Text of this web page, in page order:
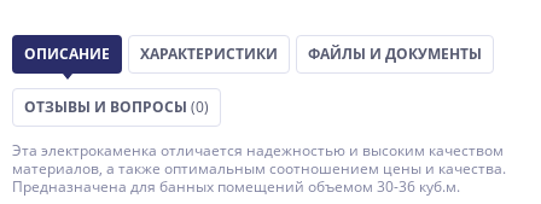
ОПИСАНИЕ ХАРАКТЕРИСТИКИ ФАЙЛЫ И ДОКУМЕНТЫ
ОТЗЫВЫ И ВОПРОСЫ (0)
Эта электрокаменка отличается надежностью и высоким качеством
материалов, а также оптимальным соотношением цены и качества.
Предназначена для банных помещений объемом 30-36 куб.м.